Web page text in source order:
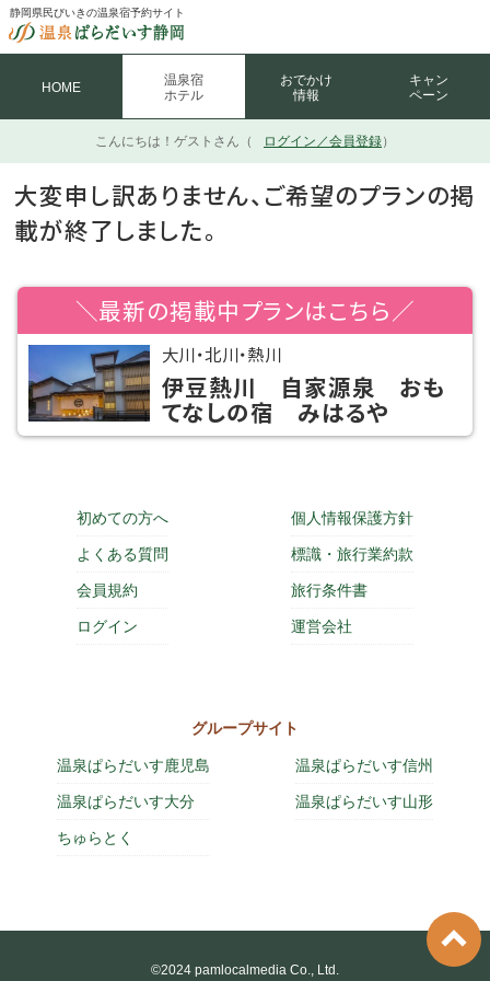
静岡県民びいきの温泉宿予約サイト
HOME
温泉宿
ホテル
おでかけ
情報
キャン
ペーン
こんにちは！ ゲストさん（ ログイン／会員登録）
大変申し訳ありません、ご希望のプランの掲
載が終了しました。
＼最新の掲載中プランはこちら／
大川・北川・熱川
伊豆熱川 自家源泉 おも
てなしの宿 みはるや
初めての方へ
よくある質問
会員規約
ログイン
個人情報保護方針
標識・旅行業約款
旅行条件書
運営会社
グループサイト
温泉ぱらだいす鹿児島
温泉ぱらだいす大分
ちゅらとく
温泉ぱらだいす信州
温泉ぱらだいす山形
©2024 pamlocalmedia Co., Ltd.